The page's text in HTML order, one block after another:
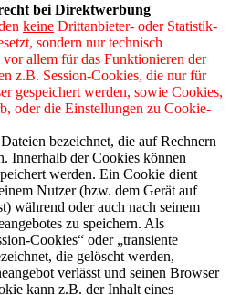
bei Direktwerbung
keine Drittanbieter- oder Statistik-
sondern nur technisch
allem für das Funktionieren der
z.B. Session-Cookies, die nur für
gespeichert werden, sowie Cookies,
oder die Einstellungen zu Cookie-
bezeichnet, die auf Rechnern
Innerhalb der Cookies können
werden. Ein Cookie dient
Nutzer (bzw. dem Gerät auf
während oder auch nach seinem
zu speichern. Als
Cookies“ oder „transiente
die gelöscht werden,
verlässt und seinen Browser
kann z.B. der Inhalt eines